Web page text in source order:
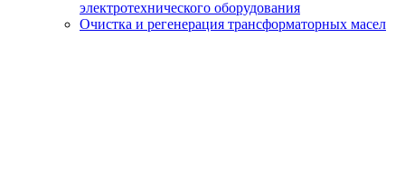
электротехнического оборудования
Очистка и регенерация трансформаторных масел